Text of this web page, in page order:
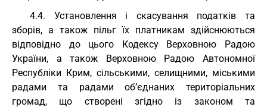
4.4. Установлення і скасування податків та
зборів, а також пільг їх платникам здійснюються
відповідно до цього Кодексу Верховною Радою
України, а також Верховною Радою Автономної
Республіки Крим, сільськими, селищними, міськими
радами та радами об’єднаних територіальних
громад, що створені згідно із законом та